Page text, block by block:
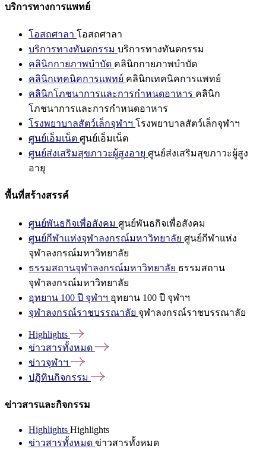
บริการทางการแพทย์
โอสถศาลา โอสถศาลา
บริการทางทันตกรรม บริการทางทันตกรรม
คลินิกกายภาพบำบัด คลินิกกายภาพบำบัด
คลินิกเทคนิคการแพทย์ คลินิกเทคนิคการแพทย์
คลินิกโภชนาการและการกำหนดอาหาร คลินิก
โภชนาการและการกำหนดอาหาร
โรงพยาบาลสัตว์เล็กจุฬาฯ โรงพยาบาลสัตว์เล็กจุฬาฯ
ศูนย์เอ็มเน็ต ศูนย์เอ็มเน็ต
ศูนย์ส่งเสริมสุขภาวะผู้สูงอายุ ศูนย์ส่งเสริมสุขภาวะผู้สูง
อายุ
พื้นที่สร้างสรรค์
ศูนย์พันธกิจเพื่อสังคม ศูนย์พันธกิจเพื่อสังคม
ศูนย์กีฬาแห่งจุฬาลงกรณ์มหาวิทยาลัย ศูนย์กีฬาแห่ง
จุฬาลงกรณ์มหาวิทยาลัย
ธรรมสถานจุฬาลงกรณ์มหาวิทยาลัย ธรรมสถาน
จุฬาลงกรณ์มหาวิทยาลัย
อุทยาน 100 ปี จุฬาฯ อุทยาน 100 ปี จุฬาฯ
จุฬาลงกรณ์ราชบรรณาลัย จุฬาลงกรณ์ราชบรรณาลัย
Highlights
ข่าวสารทั้งหมด
ข่าวจุฬาฯ
ปฏิทินกิจกรรม
ข่าวสารและกิจกรรม
Highlights Highlights
ข่าวสารทั้งหมด ข่าวสารทั้งหมด